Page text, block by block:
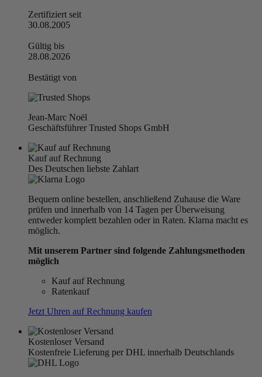
Zertifiziert seit
30.08.2005
Gültig bis
28.08.2026
Bestätigt von
Jean-Marc Noël
Geschäftsführer Trusted Shops GmbH
Kauf auf Rechnung
Des Deutschen liebste Zahlart
Bequem online bestellen, anschließend Zuhause die Ware
prüfen und innerhalb von 14 Tagen per Überweisung
entweder komplett bezahlen oder in Raten. Klarna macht es
möglich.
Mit unserem Partner sind folgende Zahlungsmethoden
möglich
Kauf auf Rechnung
Ratenkauf
Jetzt Uhren auf Rechnung kaufen
Kostenloser Versand
Kostenfreie Lieferung per DHL innerhalb Deutschlands